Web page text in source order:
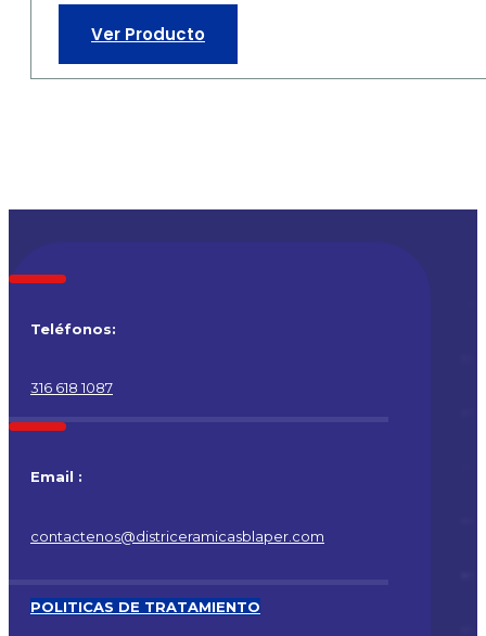
Ver Producto
Teléfonos:
316 618 1087
Email :
contactenos@districeramicasblaper.com
POLITICAS DE TRATAMIENTO